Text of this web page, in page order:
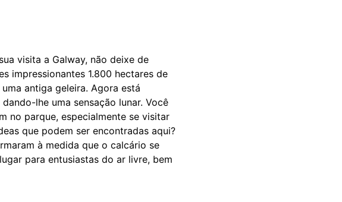
visita a Galway, não deixe de
impressionantes 1.800 hectares de
antiga geleira. Agora está
lhe uma sensação lunar. Você
no parque, especialmente se visitar
que podem ser encontradas aqui?
à medida que o calcário se
para entusiastas do ar livre, bem